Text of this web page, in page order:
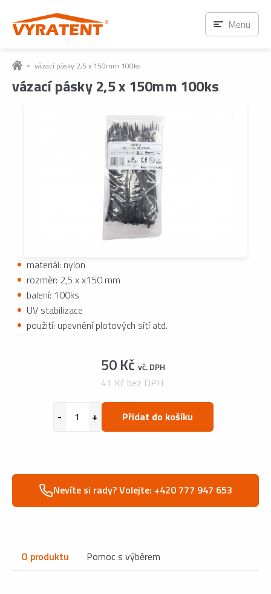
vázací pásky 2,5 x 150mm 100ks
vázací pásky 2,5 x 150mm 100ks
materiál: nylon
rozměr: 2,5 x x150 mm
balení: 100ks
UV stabilizace
použití: upevnění plotových sítí atd.
50 Kč vč. DPH
41 Kč bez DPH
Přidat do košíku
Nevíte si rady? Volejte: +420 777 947 653
O produktu Pomoc s výběrem
Menu